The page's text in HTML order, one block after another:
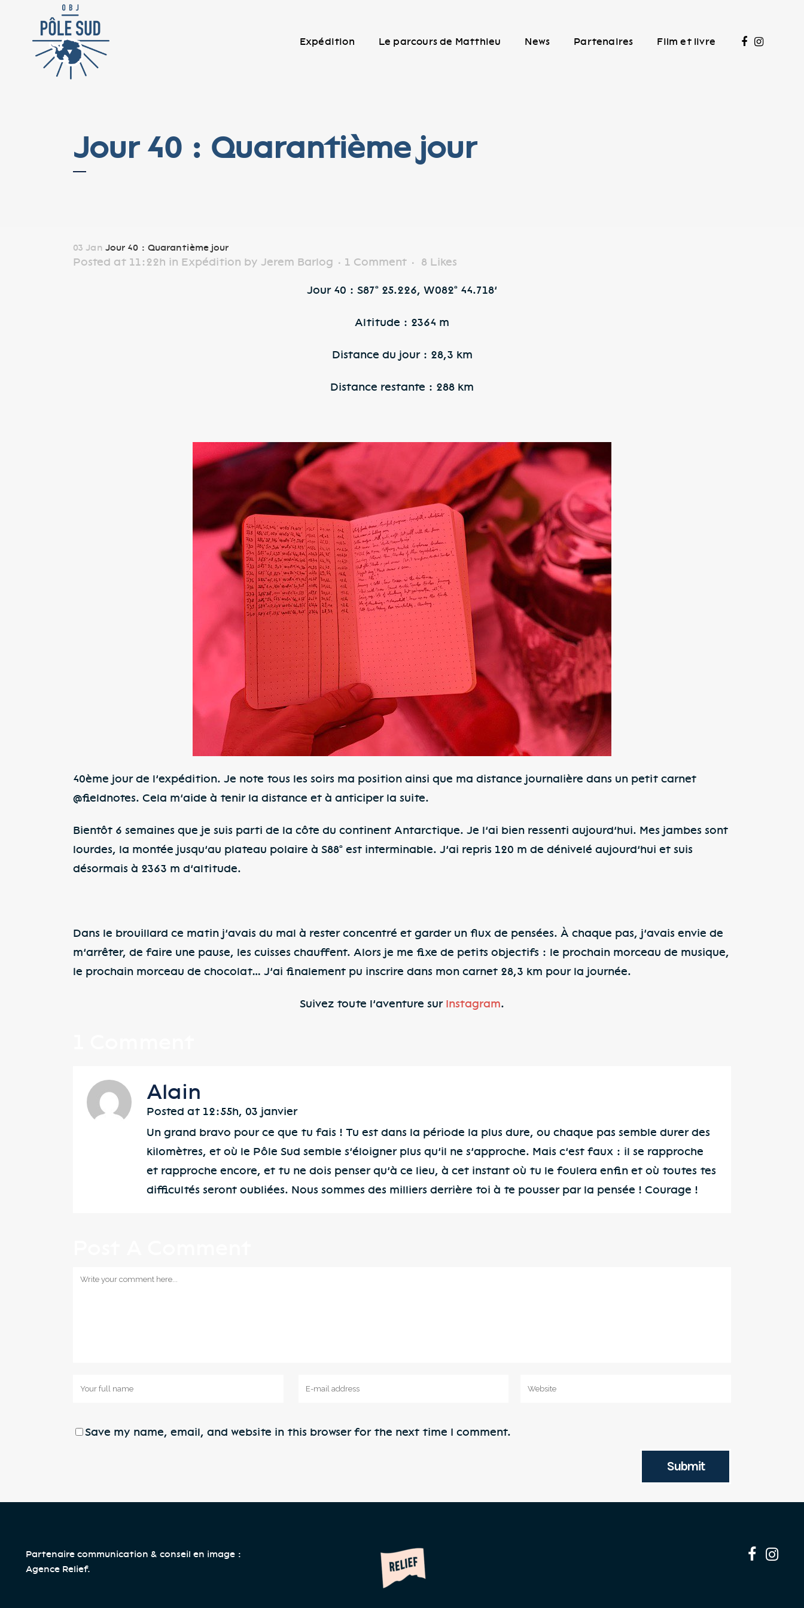
Expédition Le parcours de Matthieu News Partenaires Film et livre
Jour 40 : Quarantième jour
03 Jan Jour 40 : Quarantième jour
Posted at 11:22h in Expédition by Jerem Barlog 1 Comment 8 Likes
Jour 40 : S87° 25.226, W082° 44.718’
Altitude : 2364 m
Distance du jour : 28,3 km
Distance restante : 288 km
40ème jour de l’expédition. Je note tous les soirs ma position ainsi que ma distance journalière dans un petit carnet
@fieldnotes. Cela m’aide à tenir la distance et à anticiper la suite.
Bientôt 6 semaines que je suis parti de la côte du continent Antarctique. Je l’ai bien ressenti aujourd’hui. Mes jambes sont
lourdes, la montée jusqu’au plateau polaire à S88° est interminable. J’ai repris 120 m de dénivelé aujourd’hui et suis
désormais à 2363 m d’altitude.
Dans le brouillard ce matin j’avais du mal à rester concentré et garder un flux de pensées. À chaque pas, j’avais envie de
m’arrêter, de faire une pause, les cuisses chauffent. Alors je me fixe de petits objectifs : le prochain morceau de musique,
le prochain morceau de chocolat… J’ai finalement pu inscrire dans mon carnet 28,3 km pour la journée.
Suivez toute l’aventure sur Instagram.
Alain
Posted at 12:55h, 03 janvier
Un grand bravo pour ce que tu fais ! Tu est dans la période la plus dure, ou chaque pas semble durer des
kilomètres, et où le Pôle Sud semble s’éloigner plus qu’il ne s’approche. Mais c’est faux : il se rapproche
et rapproche encore, et tu ne dois penser qu’à ce lieu, à cet instant où tu le foulera enfin et où toutes tes
difficultés seront oubliées. Nous sommes des milliers derrière toi à te pousser par la pensée ! Courage !
Save my name, email, and website in this browser for the next time I comment.
Partenaire communication & conseil en image :
Agence Relief.